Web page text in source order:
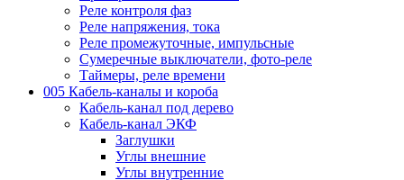
Реле контроля фаз
Реле напряжения, тока
Реле промежуточные, импульсные
Сумеречные выключатели, фото-реле
Таймеры, реле времени
005 Кабель-каналы и короба
Кабель-канал под дерево
Кабель-канал ЭКФ
Заглушки
Углы внешние
Углы внутренние